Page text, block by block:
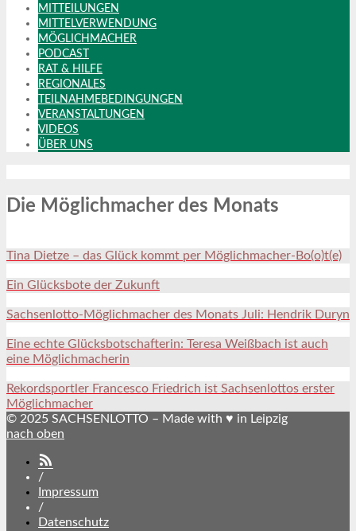
MITTEILUNGEN
MITTELVERWENDUNG
MÖGLICHMACHER
PODCAST
RAT & HILFE
REGIONALES
TEILNAHMEBEDINGUNGEN
VERANSTALTUNGEN
VIDEOS
ÜBER UNS
Die Möglichmacher des Monats
Tina Dietze – das Glück kommt per Möglichmacher-Bo(o)t(e)
Ein Glücksbote der Zukunft
Sachsenlotto-Möglichmacher des Monats Juli: Hendrik Duryn
Eine echte Glücksbotschafterin: Teresa Weißbach ist auch
eine Möglichmacherin
Rekordsportler Francesco Friedrich ist Sachsenlottos erster
Möglichmacher
© 2025 SACHSENLOTTO – Made with ♥ in Leipzig
nach oben
/
Impressum
/
Datenschutz